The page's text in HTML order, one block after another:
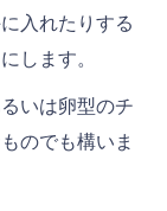
入れたりする
します。
いは卵型のチ
のでも構いま